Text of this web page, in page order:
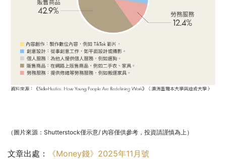
（圖片來源：Shutterstock僅示意/ 內容僅供參考，投資請謹慎為上）
文章出處： 《Money錢》2025年11月號